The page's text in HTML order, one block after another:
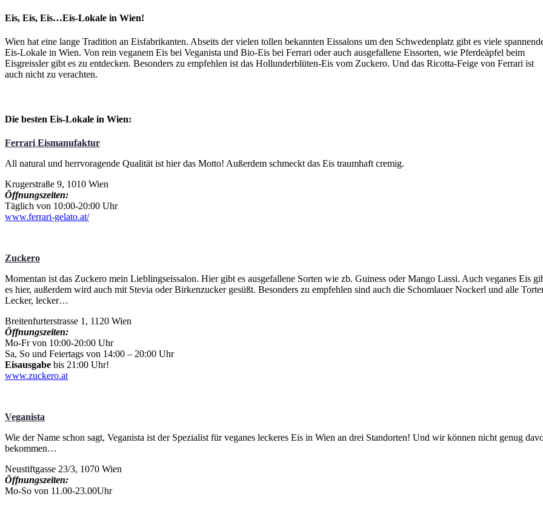
Eis, Eis, Eis…Eis-Lokale in Wien!
Wien hat eine lange Tradition an Eisfabrikanten. Abseits der vielen tollen bekannten Eissalons um den Schwedenplatz gibt es viele
Eis-Lokale in Wien. Von rein veganem Eis bei Veganista und Bio-Eis bei Ferrari oder auch ausgefallene Eissorten, wie Pferdeäpfel beim
Eisgreissler gibt es zu entdecken. Besonders zu empfehlen ist das Hollunderblüten-Eis vom Zuckero. Und das Ricotta-Feige von Ferrari ist
auch nicht zu verachten.
Die besten Eis-Lokale in Wien:
Ferrari Eismanufaktur
All natural und herrvoragende Qualität ist hier das Motto! Außerdem schmeckt das Eis traumhaft cremig.
Krugerstraße 9, 1010 Wien
Öffnungszeiten:
Täglich von 10:00-20:00 Uhr
www.ferrari-gelato.at/
Zuckero
Momentan ist das Zuckero mein Lieblingseissalon. Hier gibt es ausgefallene Sorten wie zb. Guiness oder Mango Lassi. Auch veganes Eis
es hier, außerdem wird auch mit Stevia oder Birkenzucker gesüßt. Besonders zu empfehlen sind auch die Schomlauer Nockerl und alle
Lecker, lecker…
Breitenfurterstrasse 1, 1120 Wien
Öffnungszeiten:
Mo-Fr von 10:00-20:00 Uhr
Sa, So und Feiertags von 14:00 – 20:00 Uhr
Eisausgabe bis 21:00 Uhr!
www.zuckero.at
Veganista
Wie der Name schon sagt, Veganista ist der Spezialist für veganes leckeres Eis in Wien an drei Standorten! Und wir können nicht genug
bekommen…
Neustiftgasse 23/3, 1070 Wien
Öffnungszeiten:
Mo-So von 11.00-23.00Uhr